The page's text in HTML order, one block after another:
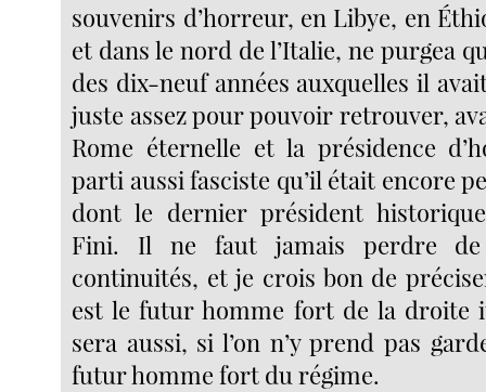
souvenirs d’horreur, en Libye, en
et dans le nord de l’Italie, ne purgea
des dix-neuf années auxquelles il
juste assez pour pouvoir retrouver,
Rome éternelle et la présidence
parti aussi fasciste qu’il était encore
dont le dernier président
Fini. Il ne faut jamais perdre de
continuités, et je crois bon de
est le futur homme fort de la droite
sera aussi, si l’on n’y prend pas
futur homme fort du régime.